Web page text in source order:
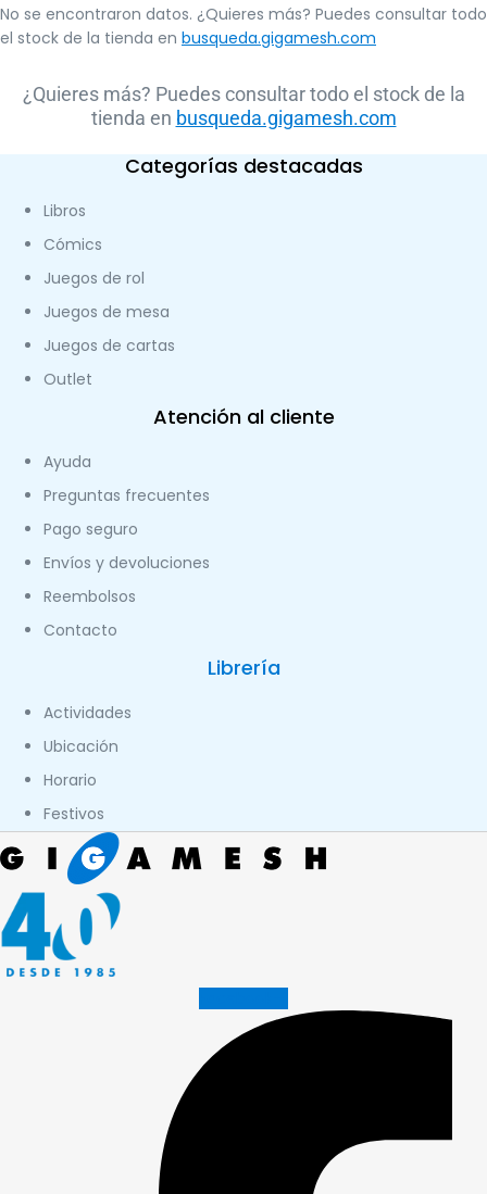
No se encontraron datos. ¿Quieres más? Puedes consultar todo
el stock de la tienda en busqueda.gigamesh.com
¿Quieres más? Puedes consultar todo el stock de la
tienda en busqueda.gigamesh.com
Categorías destacadas
Libros
Cómics
Juegos de rol
Juegos de mesa
Juegos de cartas
Outlet
Atención al cliente
Ayuda
Preguntas frecuentes
Pago seguro
Envíos y devoluciones
Reembolsos
Contacto
Librería
Actividades
Ubicación
Horario
Festivos